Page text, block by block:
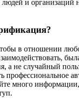
и организаций
в отношении
а не случайный
профессиональное
много